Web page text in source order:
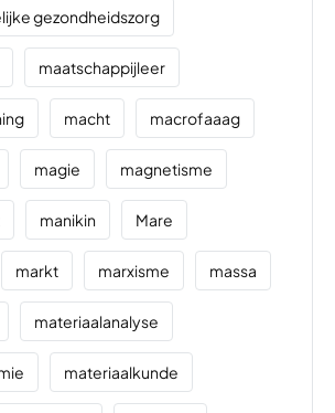
gezondheidszorg
maatschappijleer
macht macrofaaag
magie magnetisme
manikin Mare
markt marxisme massa
materiaalanalyse
materiaalkunde